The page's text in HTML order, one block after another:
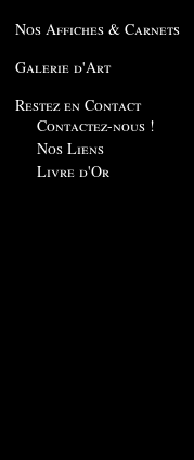
Nos Affiches & Carnets
Galerie d'Art
Restez en Contact
Contactez-nous !
Nos Liens
Livre d'Or